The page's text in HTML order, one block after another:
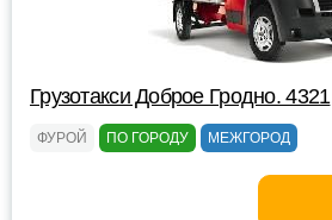
Грузотакси Доброе Гродно. 4321
ФУРОЙ ПО ГОРОДУ МЕЖГОРОД